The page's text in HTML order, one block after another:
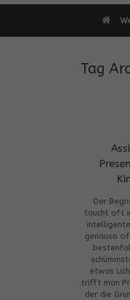
Tag
Der
taucht oft in
genauso
etwas
trifft man
der die